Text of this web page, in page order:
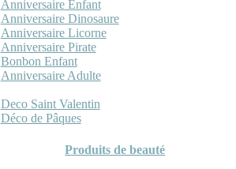
Anniversaire Enfant
Anniversaire Dinosaure
Anniversaire Licorne
Anniversaire Pirate
Bonbon Enfant
Anniversaire Adulte
Deco Saint Valentin
Déco de Pâques
Produits de beauté